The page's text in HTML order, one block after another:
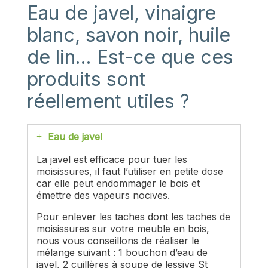
Eau de javel, vinaigre
blanc, savon noir, huile
de lin… Est-ce que ces
produits sont
réellement utiles ?
Eau de javel
La javel est efficace pour tuer les
moisissures, il faut l’utiliser en petite dose
car elle peut endommager le bois et
émettre des vapeurs nocives.
Pour enlever les taches dont les taches de
moisissures sur votre meuble en bois,
nous vous conseillons de réaliser le
mélange suivant : 1 bouchon d’eau de
javel, 2 cuillères à soupe de lessive St